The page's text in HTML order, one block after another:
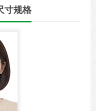
寸规格